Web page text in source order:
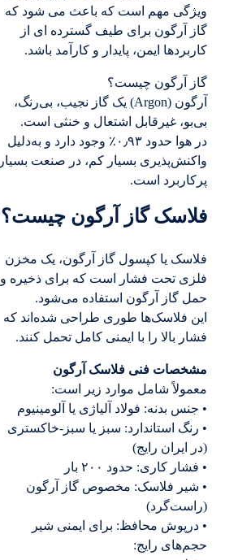
ویژگی مهم است که باعث می شود که
گاز آرگون برای طیف گسترده ای از
کاربردها ایمن، پایدار و کارآمد باشد.
گاز آرگون چیست؟
آرگون (Argon) یک گاز نجیب، بی‌رنگ،
بی‌بو، غیرقابل اشتعال و خنثی است.
در هوا حدود ۰٫۹۳٪ وجود دارد و به‌دلیل
واکنش‌پذیری بسیار کم، در صنعت بسیار
پرکاربرد است.
فلاسک گاز آرگون چیست؟
فلاسک یا کپسول گاز آرگون، یک مخزن
فلزی تحت فشار است که برای ذخیره و
حمل گاز آرگون استفاده می‌شود.
این فلاسک‌ها طوری طراحی شده‌اند که
فشار بالا را با ایمنی کامل تحمل کنند.
مشخصات فنی فلاسک آرگون
معمولاً شامل موارد زیر است:
• جنس بدنه: فولاد آلیاژی یا آلومینیوم
• رنگ استاندارد: سبز یا سبز-خاکستری
(در ایران رایج)
• فشار کاری: حدود ۲۰۰ بار
• شیر فلاسک: مخصوص گاز آرگون
(راست‌گرد)
• درپوش محافظ: برای ایمنی شیر
حجم‌های رایج: